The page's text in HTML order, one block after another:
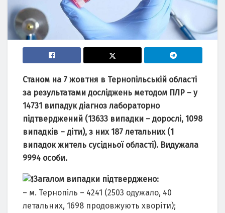
Станом на 7 жовтня в Тернопільській області
за результатами досліджень методом ПЛР – у
14731 випадук діагноз лабораторно
підтверджений (13633 випадки – дорослі, 1098
випадків – діти), з них 187 летальних (1
випадок житель сусідньої області). Видужала
9994 особи.
Загалом випадки підтверджено:
– м. Тернопіль – 4241 (2503 одужало, 40
летальних, 1698 продовжують хворіти);